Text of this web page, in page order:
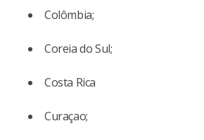
Colômbia;
Coreia do Sul;
Costa Rica
Curaçao;